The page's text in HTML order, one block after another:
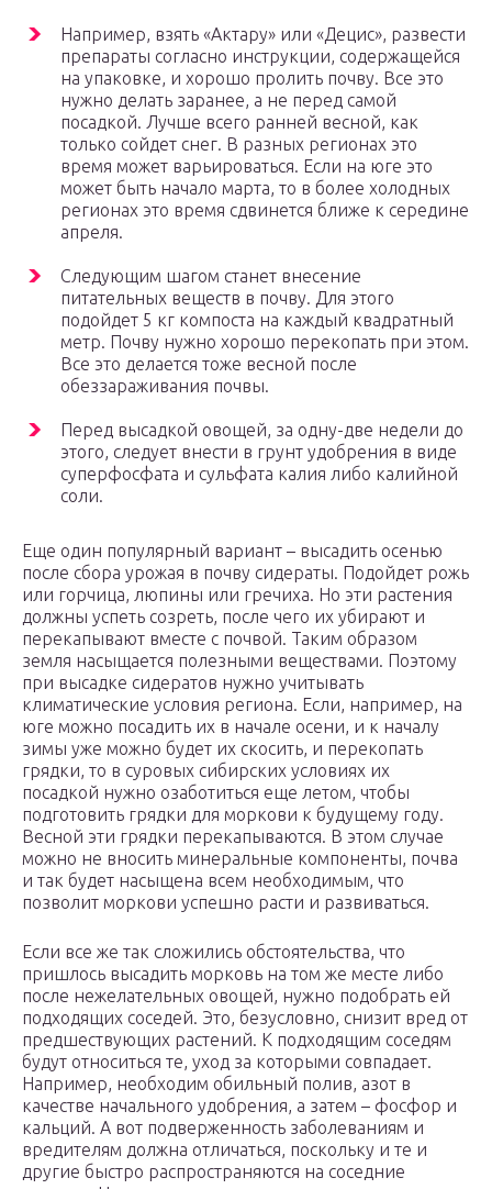
Например, взять «Актару» или «Децис», развести
препараты согласно инструкции, содержащейся
на упаковке, и хорошо пролить почву. Все это
нужно делать заранее, а не перед самой
посадкой. Лучше всего ранней весной, как
только сойдет снег. В разных регионах это
время может варьироваться. Если на юге это
может быть начало марта, то в более холодных
регионах это время сдвинется ближе к середине
апреля.
Следующим шагом станет внесение
питательных веществ в почву. Для этого
подойдет 5 кг компоста на каждый квадратный
метр. Почву нужно хорошо перекопать при этом.
Все это делается тоже весной после
обеззараживания почвы.
Перед высадкой овощей, за одну-две недели до
этого, следует внести в грунт удобрения в виде
суперфосфата и сульфата калия либо калийной
соли.
Еще один популярный вариант – высадить осенью
после сбора урожая в почву сидераты. Подойдет рожь
или горчица, люпины или гречиха. Но эти растения
должны успеть созреть, после чего их убирают и
перекапывают вместе с почвой. Таким образом
земля насыщается полезными веществами. Поэтому
при высадке сидератов нужно учитывать
климатические условия региона. Если, например, на
юге можно посадить их в начале осени, и к началу
зимы уже можно будет их скосить, и перекопать
грядки, то в суровых сибирских условиях их
посадкой нужно озаботиться еще летом, чтобы
подготовить грядки для моркови к будущему году.
Весной эти грядки перекапываются. В этом случае
можно не вносить минеральные компоненты, почва
и так будет насыщена всем необходимым, что
позволит моркови успешно расти и развиваться.
Если все же так сложились обстоятельства, что
пришлось высадить морковь на том же месте либо
после нежелательных овощей, нужно подобрать ей
подходящих соседей. Это, безусловно, снизит вред от
предшествующих растений. К подходящим соседям
будут относиться те, уход за которыми совпадает.
Например, необходим обильный полив, азот в
качестве начального удобрения, а затем – фосфор и
кальций. А вот подверженность заболеваниям и
вредителям должна отличаться, поскольку и те и
другие быстро распространяются на соседние